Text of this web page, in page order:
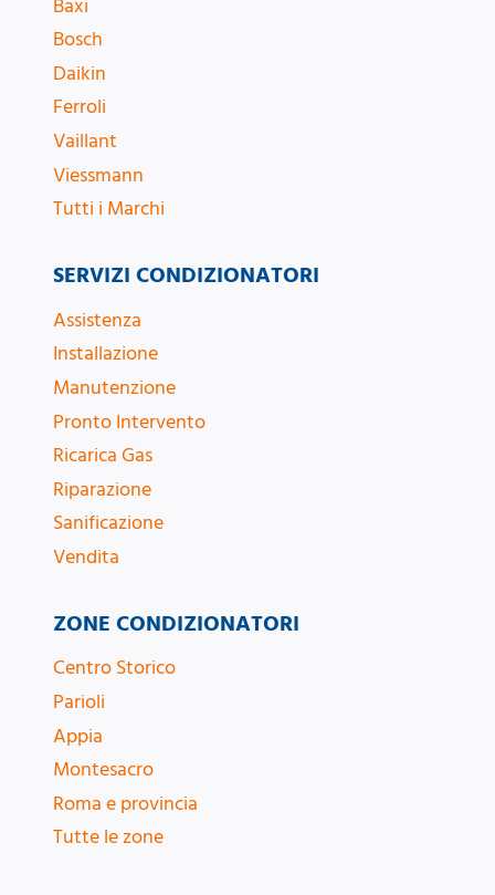
Baxi
Bosch
Daikin
Ferroli
Vaillant
Viessmann
Tutti i Marchi
ZONE CONDIZIONATORI
Centro Storico
Parioli
Appia
Montesacro
Roma e provincia
Tutte le zone
SERVIZI CONDIZIONATORI
Assistenza
Installazione
Manutenzione
Pronto Intervento
Ricarica Gas
Riparazione
Sanificazione
Vendita